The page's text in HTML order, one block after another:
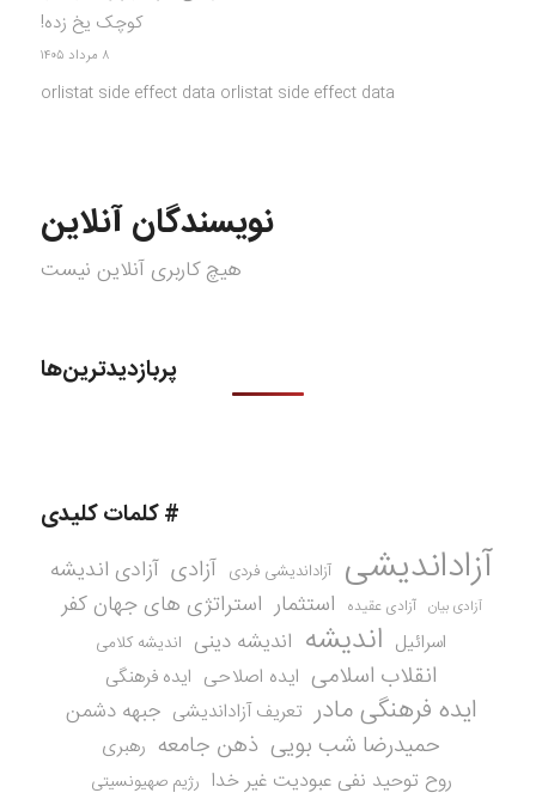
کوچک یخ زده!
۸ مرداد ۱۴۰۵
orlistat side effect data orlistat side effect data
نویسندگان آنلاین
هیچ کاربری آنلاین نیست
پربازدیدترین‌ها
# کلمات کلیدی
آزاداندیشی آزاداندیشی فردی آزادی آزادی اندیشه
آزادی بیان آزادی عقیده استثمار استراتژی های جهان کفر
اسرائیل اندیشه اندیشه دینی اندیشه کلامی
انقلاب اسلامی ایده اصلاحی ایده فرهنگی
ایده فرهنگی مادر تعریف آزاداندیشی جبهه دشمن
حمیدرضا شب بویی ذهن جامعه رهبری
روح توحید نفی عبودیت غیر خدا رژیم صهیونسیتی